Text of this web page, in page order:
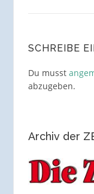
SCHREIBE
Du musst
abzugeben.
Archiv der